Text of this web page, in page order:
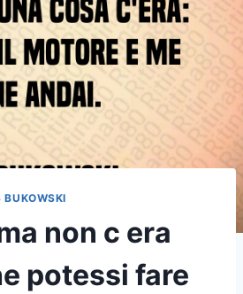
BUKOWSKI
non c era
potessi fare